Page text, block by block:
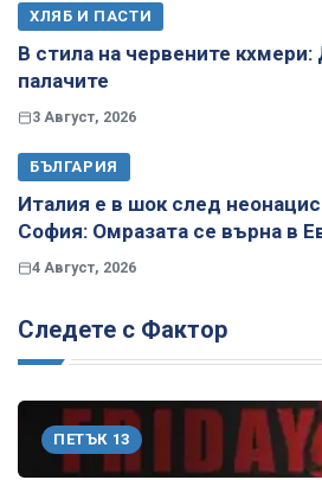
ХЛЯБ И ПАСТИ
В стила на червените
палачите
3 Август, 2026
БЪЛГАРИЯ
Италия е в шок след
София: Омразата се върна в
4 Август, 2026
Следете с Фактор
ПЕТЪК 13